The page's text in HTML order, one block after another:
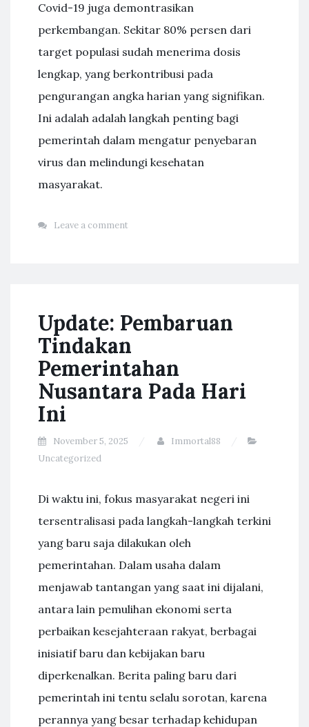
Covid-19 juga demontrasikan
perkembangan. Sekitar 80% persen dari
target populasi sudah menerima dosis
lengkap, yang berkontribusi pada
pengurangan angka harian yang signifikan.
Ini adalah adalah langkah penting bagi
pemerintah dalam mengatur penyebaran
virus dan melindungi kesehatan
masyarakat.
Leave a comment
Update: Pembaruan
Tindakan
Pemerintahan
Nusantara Pada Hari
Ini
November 5, 2025
Immortal88
Uncategorized
Di waktu ini, fokus masyarakat negeri ini
tersentralisasi pada langkah-langkah terkini
yang baru saja dilakukan oleh
pemerintahan. Dalam usaha dalam
menjawab tantangan yang saat ini dijalani,
antara lain pemulihan ekonomi serta
perbaikan kesejahteraan rakyat, berbagai
inisiatif baru dan kebijakan baru
diperkenalkan. Berita paling baru dari
pemerintah ini tentu selalu sorotan, karena
perannya yang besar terhadap kehidupan